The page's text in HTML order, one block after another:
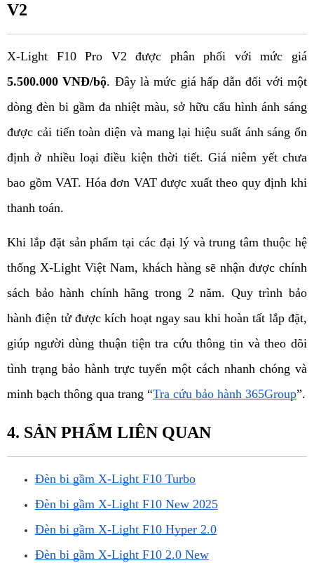
V2
5.500.000 VNĐ/bộ. Đây là mức giá hấp dẫn đối với một
dòng đèn bi gầm đa nhiệt màu, sở hữu cấu hình ánh sáng
được cải tiến toàn diện và mang lại hiệu suất ánh sáng ổn
định ở nhiều loại điều kiện thời tiết. Giá niêm yết chưa
bao gồm VAT. Hóa đơn VAT được xuất theo quy định khi
thanh toán.
Khi lắp đặt sản phẩm tại các đại lý và trung tâm thuộc hệ
thống X-Light Việt Nam, khách hàng sẽ nhận được chính
sách bảo hành chính hãng trong 2 năm. Quy trình bảo
hành điện tử được kích hoạt ngay sau khi hoàn tất lắp đặt,
giúp người dùng thuận tiện tra cứu thông tin và theo dõi
tình trạng bảo hành trực tuyến một cách nhanh chóng và
minh bạch thông qua trang “Tra cứu bảo hành 365Group”.
4. SẢN PHẨM LIÊN QUAN
Đèn bi gầm X-Light F10 Turbo
Đèn bi gầm X-Light F10 New 2025
Đèn bi gầm X-Light F10 Hyper 2.0
Đèn bi gầm X-Light F10 2.0 New